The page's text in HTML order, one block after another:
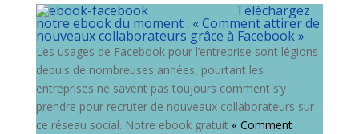
Téléchargez
notre ebook du moment : « Comment attirer de
nouveaux collaborateurs grâce à Facebook »
Les usages de Facebook pour l’entreprise sont légions
depuis de nombreuses années, pourtant les
entreprises ne savent pas toujours comment s’y
prendre pour recruter de nouveaux collaborateurs sur
ce réseau social. Notre ebook gratuit « Comment